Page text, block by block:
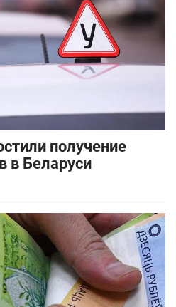
получение
в Беларуси